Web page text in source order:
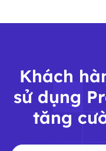
Khách
sử dụng
tăng